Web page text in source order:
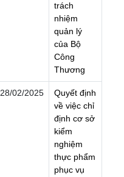
trách
nhiệm
quản lý
của Bộ
Công
Thương
28/02/2025 Quyết định
về việc chỉ
định cơ sở
kiểm
nghiệm
thực phẩm
phục vụ